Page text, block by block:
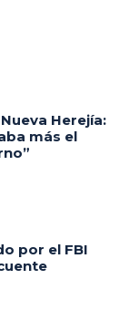
Herejía:
más el
por el FBI